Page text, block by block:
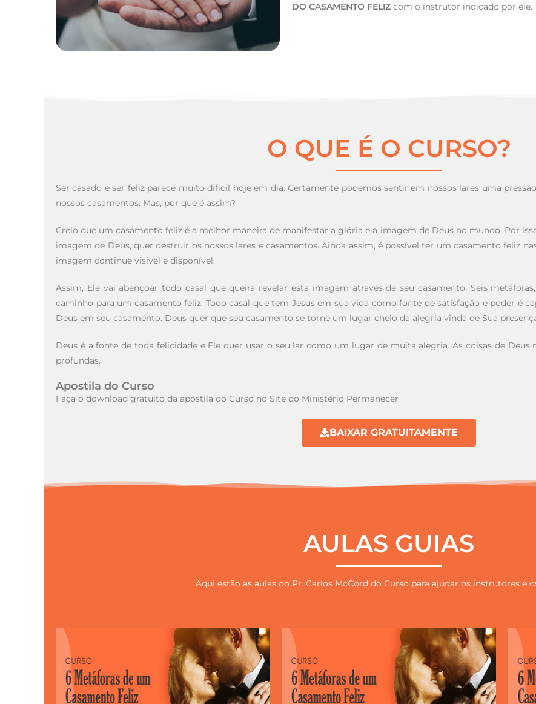
DO CASAMENTO FELIZcom o instrutor indicado por ele.
O QUE É O CURSO?
Ser casado e ser feliz parece muito difícil hoje em dia. Certamente podemos sentir em nossos lares uma
nossos casamentos. Mas, por que é assim?
Creio que um casamento feliz é a melhor maneira de manifestar a glória e a imagem de Deus no mundo. Por
imagem de Deus, quer destruir os nossos lares e casamentos. Ainda assim, é possível ter um casamento feliz
imagem continue visível e disponível.
Assim, Ele vai abençoar todo casal que queira revelar esta imagem através de seu casamento. Seis
caminho para um casamento feliz. Todo casal que tem Jesus em sua vida como fonte de satisfação e poder é
Deus em seu casamento. Deus quer que seu casamento se torne um lugar cheio da alegria vinda de Sua
Deus é a fonte de toda felicidade e Ele quer usar o seu lar como um lugar de muita alegria. As coisas de Deus
profundas.
Apostila do Curso
Faça o download gratuito da apostila do Curso no Site do Ministério Permanecer
BAIXAR GRATUITAMENTE
AULAS GUIAS
Aqui estão as aulas do Pr. Carlos McCord do Curso para ajudar os instrutores e